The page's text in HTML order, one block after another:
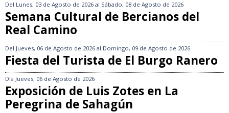
Del Lunes, 03 de Agosto de 2026 al Sábado, 08 de Agosto de 2026
Semana Cultural de Bercianos del
Real Camino
Del Jueves, 06 de Agosto de 2026 al Domingo, 09 de Agosto de 2026
Fiesta del Turista de El Burgo Ranero
Día Jueves, 06 de Agosto de 2026
Exposición de Luis Zotes en La
Peregrina de Sahagún